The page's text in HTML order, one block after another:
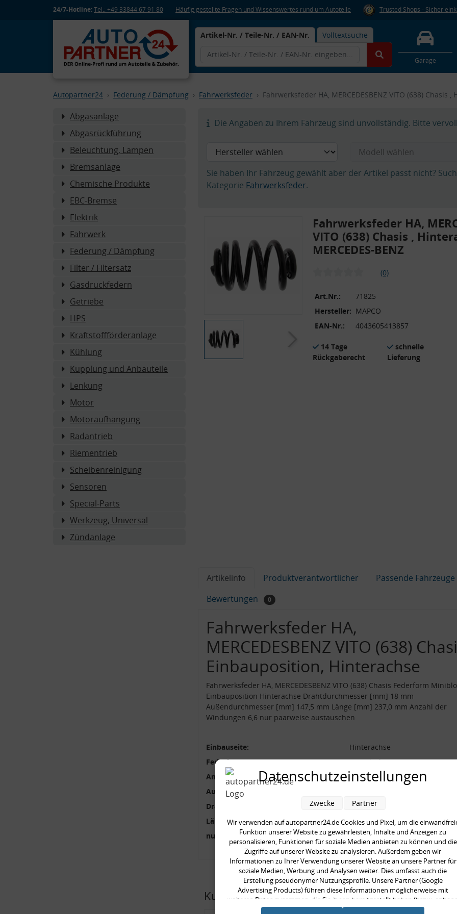
24/7-Hotline:Tel.: +49 33844 67 91 80 Häufig gestellte Fragen und Wissenswertes rund um Autoteile Trusted Shops - Sicher
Artikel-Nr. / Teile-Nr. / EAN-Nr. Volltextsuche
Garage
Autopartner24 Federung / Dämpfung Fahrwerksfeder Fahrwerksfeder HA, MERCEDESBENZ VITO (638) Chasis ,
Abgasanlage
Abgasrückführung
Beleuchtung, Lampen
Bremsanlage
Chemische Produkte
EBC-Bremse
Elektrik
Fahrwerk
Federung / Dämpfung
Filter / Filtersatz
Gasdruckfedern
Getriebe
HPS
Kraftstoffförderanlage
Kühlung
Kupplung und Anbauteile
Lenkung
Motor
Motoraufhängung
Radantrieb
Riementrieb
Scheibenreinigung
Sensoren
Special-Parts
Werkzeug, Universal
Zündanlage
Die Angaben zu Ihrem Fahrzeug sind unvollständig. Bitte
Sie haben Ihr Fahrzeug gewählt aber der Artikel passt nicht?
Kategorie Fahrwerksfeder.
Fahrwerksfeder HA,
VITO (638) Chasis ,
MERCEDES-BENZ
(0)
Art.Nr.:
71825
Hersteller: MAPCO
EAN-Nr.:
4043605413857
14 Tage
Rückgaberecht
schnelle
Lieferung
Artikelinfo Produktverantwortlicher
Passende Fahrzeuge
Bewertungen
0
Fahrwerksfeder HA,
MERCEDESBENZ VITO (638)
Einbauposition, Hinterachse
Fahrwerksfeder HA, MERCEDESBENZ VITO (638) Chasis Federform
Einbauposition Hinterachse Drahtdurchmesser [mm] 18 mm
Außendurchmesser [mm] 147,5 mm Länge [mm] 237,0 mm Anzahl der
Windungen 6,6 nur paarweise austauschen
Einbauseite:
Hinterachse
Federform:
Miniblock
Anzahl der Windungen:
6,6
Außendurchmesser [mm]:
Drahtdurchmesser [mm]:
18 mm
Länge [mm]:
237,0 mm
nur paarweise austauschen:
Kunden kauften auch
Datenschutzeinstellungen
Wir verwenden auf autopartner24.de Cookies und Pixel, um die
Funktion unserer Website zu gewährleisten, Inhalte und Anzeigen zu
personalisieren, Funktionen für soziale Medien anbieten zu können und die
Zugriffe auf unserer Website zu analysieren. Außerdem geben wir
Informationen zu Ihrer Verwendung unserer Website an unsere Partner für
soziale Medien, Werbung und Analysen weiter. Dies umfasst auch die
Erstellung pseudonymer Nutzungsprofile. Unsere Partner (Google
Advertising Products) führen diese Informationen möglicherweise mit
weiteren Daten zusammen, die Sie ihnen bereitgestellt haben (bspw.
eines persönlichen Accounts) oder welche sie im Rahmen Ihrer Nutzung der
Zwecke Partner